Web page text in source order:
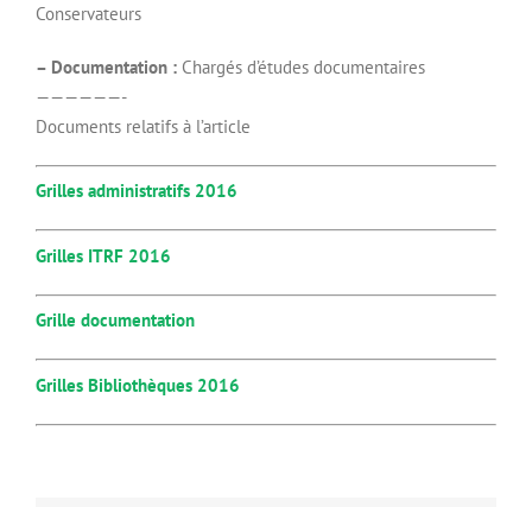
Conservateurs
– Documentation : Chargés d’études documentaires
——————-
Documents relatifs à l’article
Grilles administratifs 2016
Grilles ITRF 2016
Grille documentation
Grilles Bibliothèques 2016